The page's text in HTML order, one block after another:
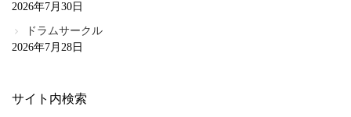
2026年7月30日
ドラムサークル
2026年7月28日
サイト内検索